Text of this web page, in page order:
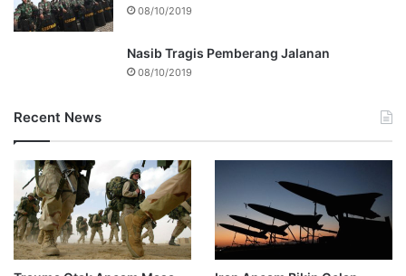
08/10/2019
Nasib Tragis Pemberang Jalanan
08/10/2019
Recent News